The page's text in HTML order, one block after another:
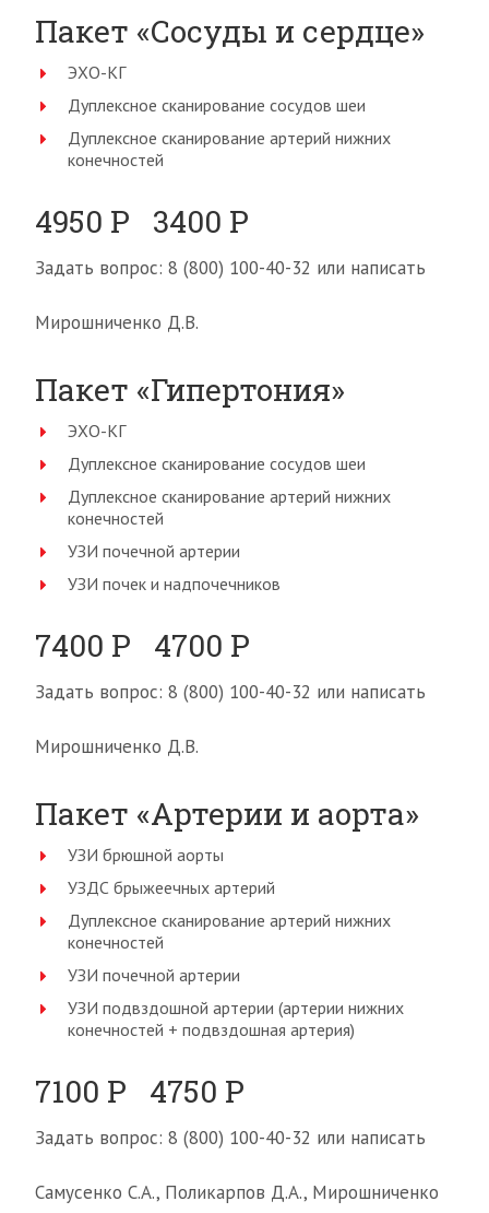
Пакет «Сосуды и сердце»
ЭХО-КГ
Дуплексное сканирование сосудов шеи
Дуплексное сканирование артерий нижних
конечностей
4950 Р 3400 Р
Задать вопрос: 8 (800) 100-40-32 или написать
Мирошниченко Д.В.
Пакет «Гипертония»
ЭХО-КГ
Дуплексное сканирование сосудов шеи
Дуплексное сканирование артерий нижних
конечностей
УЗИ почечной артерии
УЗИ почек и надпочечников
7400 Р 4700 Р
Задать вопрос: 8 (800) 100-40-32 или написать
Мирошниченко Д.В.
Пакет «Артерии и аорта»
УЗИ брюшной аорты
УЗДС брыжеечных артерий
Дуплексное сканирование артерий нижних
конечностей
УЗИ почечной артерии
УЗИ подвздошной артерии (артерии нижних
конечностей + подвздошная артерия)
7100 Р 4750 Р
Задать вопрос: 8 (800) 100-40-32 или написать
Самусенко С.А., Поликарпов Д.А., Мирошниченко